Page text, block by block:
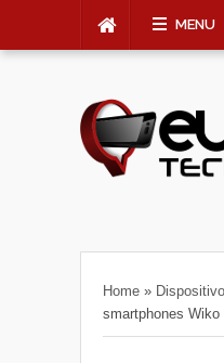
MENU
Home »
smartphones